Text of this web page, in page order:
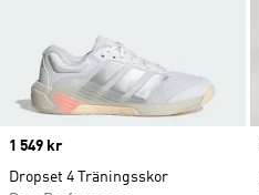
Price
1 549 kr
Dropset 4 Träningsskor